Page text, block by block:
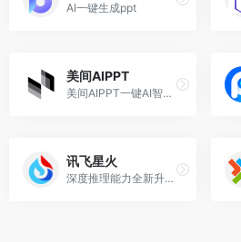
AI一键生成ppt
美间AIPPT
美间AIPPT一键AI智能生成ppt
讯飞星火
深度推理能力全新升级，全面对标OpenAI o1